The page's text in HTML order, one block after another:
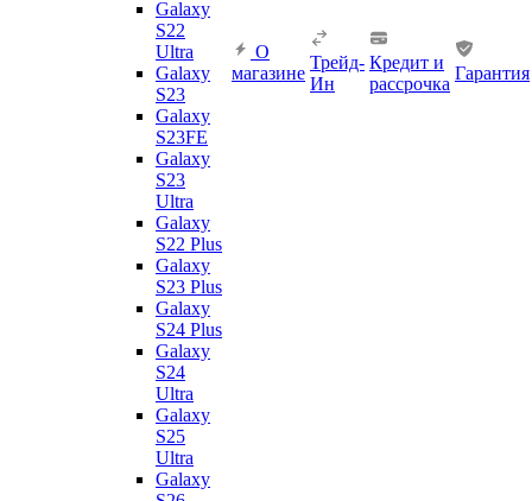
Galaxy
S22
Ultra
Galaxy
S23
Galaxy
S23FE
Galaxy
S23
Ultra
Galaxy
S22 Plus
Galaxy
S23 Plus
Galaxy
S24 Plus
Galaxy
S24
Ultra
Galaxy
S25
Ultra
Galaxy
О
магазине
Трейд-
Ин
Кредит и
рассрочка
Гарантия